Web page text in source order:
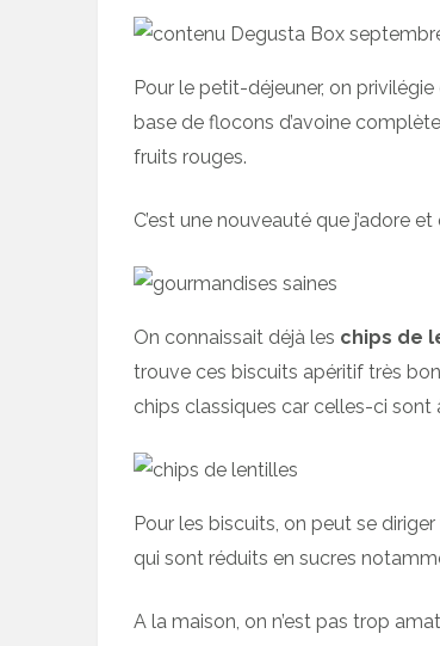
Pour le petit-déjeuner, on
base de flocons d’avoine
fruits rouges.
C’est une nouveauté que j’adore
On connaissait déjà les chips de
trouve ces biscuits apéritif très
chips classiques car celles-ci sont
Pour les biscuits, on peut se
qui sont réduits en sucres
A la maison, on n’est pas trop